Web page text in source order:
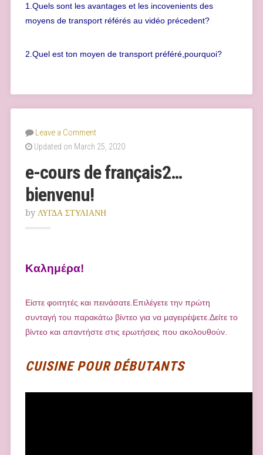
1.Quels sont les avantages et les incovenients des
moyens de transport référés au vidéo précedent?
2.Quel est ton moyen de transport préféré,pourquoi?
Leave a Comment
Updated on March 25, 2020
e-cours de français2…
bienvenu!
by ΛΥΓΔΑ ΣΤΥΛΙΑΝΗ
Καλημέρα!
Είστε φοιτητές και πεινάσατε.Επιλέγετε την πρώτη
συνταγή του παρακάτω βίντεο για να μαγειρέψετε.Δείτε το
βίντεο και απαντήστε στις ερωτήσεις που ακολουθούν.
CUISINE POUR DÉBUTANTS